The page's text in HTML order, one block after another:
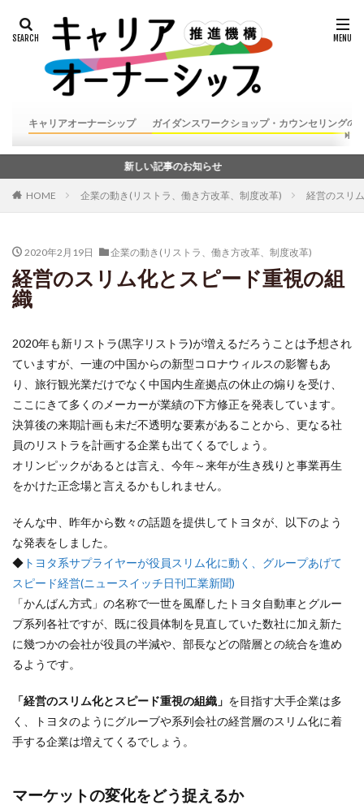
キャリアオーナーシップ ガイダンスワークショップ・カウンセリングの
新しい記事のお知らせ
HOME 企業の動き(リストラ、働き方改革、制度改革) 経営のスリ
2020年2月19日 企業の動き(リストラ、働き方改革、制度改革)
経営のスリム化とスピード重視の組
織
2020年も新リストラ(黒字リストラ)が増えるだろうことは予想され
ていますが、一連の中国からの新型コロナウィルスの影響もあ
り、旅行観光業だけでなく中国内生産拠点の休止の煽りを受け、
ここにきて多くのメーカーが業績の下方修正を発表しています。
決算後の来期計画も未だ不透明な要素があることから、更なる社
員のリストラを計画する企業も出てくるでしょう。
オリンピックがあるとは言え、今年～来年が生き残りと事業再生
をかけた正念場と言えるかもしれません。
そんな中、昨年から数々の話題を提供してトヨタが、以下のよう
な発表をしました。
◆ トヨタ系サプライヤーが役員スリム化に動く、グループあげて
スピード経営(ニュースイッチ日刊工業新聞)
「かんばん方式」の名称で一世を風靡したトヨタ自動車とグルー
プ系列各社ですが、既に役員体制を見直していた数社に加え新た
に幾つかの会社が役員の半減や、部長などの階層との統合を進め
るようです。
「経営のスリム化とスピード重視の組織」 を目指す大手企業は多
く、トヨタのようにグルーブや系列会社の経営層のスリム化に着
手する企業は増えてくるでしょう。
マーケットの変化をどう捉えるか